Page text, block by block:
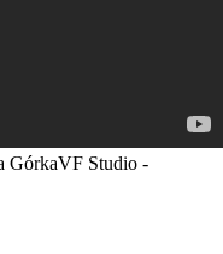
GórkaVF Studio -